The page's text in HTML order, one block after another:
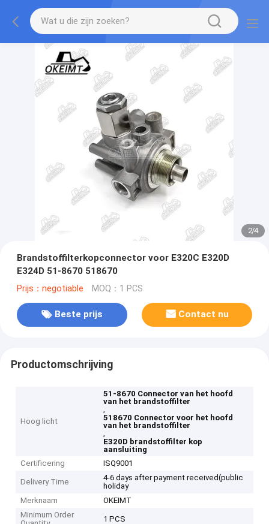
2/4
Brandstoffilterkopconnector voor E320C E320D
E324D 51-8670 518670
Prijs：negotiable MOQ：1 PCS
Beste prijs Contact nu
Productomschrijving
Hoog licht
51-8670 Connector van het hoofd
van het brandstoffilter
,
518670 Connector voor het hoofd
van het brandstoffilter
,
E320D brandstoffilter kop
aansluiting
Certificering
ISQ9001
Delivery Time
4-6 days after payment received(public
holiday
Merknaam
OKEIMT
Minimum Order
1 PCS